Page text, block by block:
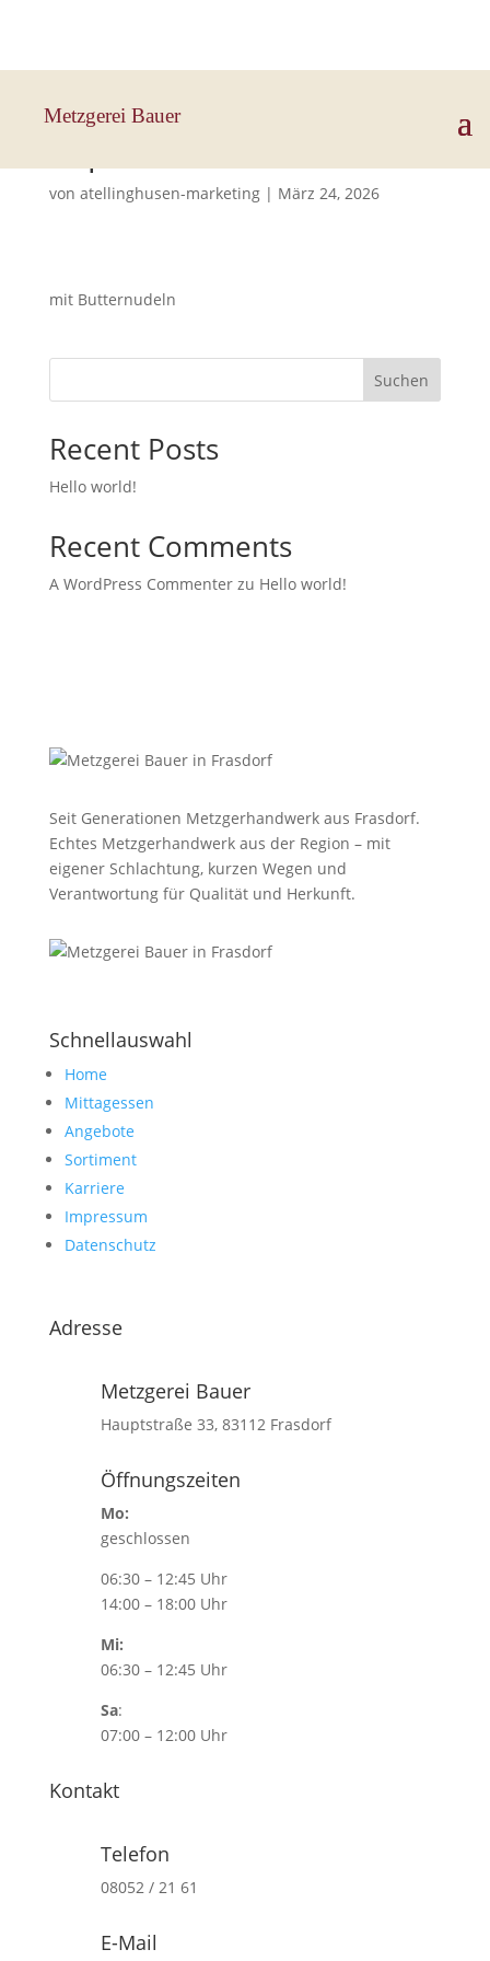
Metzgerei Bauer
von atellinghusen-marketing| März 24, 2026
mit Butternudeln
Suchen
Recent Posts
Hello world!
Recent Comments
A WordPress Commenterzu Hello world!
Seit Generationen Metzgerhandwerk aus Frasdorf.
Echtes Metzgerhandwerk aus der Region – mit
eigener Schlachtung, kurzen Wegen und
Verantwortung für Qualität und Herkunft.
Schnellauswahl
Home
Mittagessen
Angebote
Sortiment
Karriere
Impressum
Datenschutz
Adresse
Metzgerei Bauer
Hauptstraße 33, 83112 Frasdorf
Öffnungszeiten
Mo:
geschlossen
06:30 – 12:45 Uhr
14:00 – 18:00 Uhr
Mi:
06:30 – 12:45 Uhr
Sa:
07:00 – 12:00 Uhr
Kontakt
Telefon
08052 / 21 61
E-Mail